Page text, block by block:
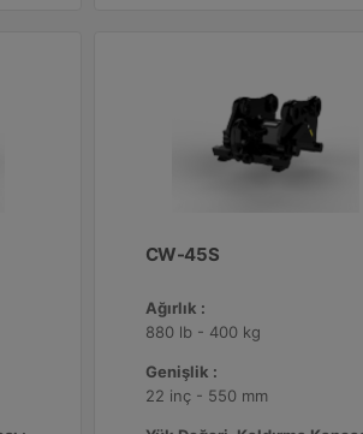
CW-45S
Ağırlık :
880 lb - 400 kg
Genişlik :
22 inç - 550 mm